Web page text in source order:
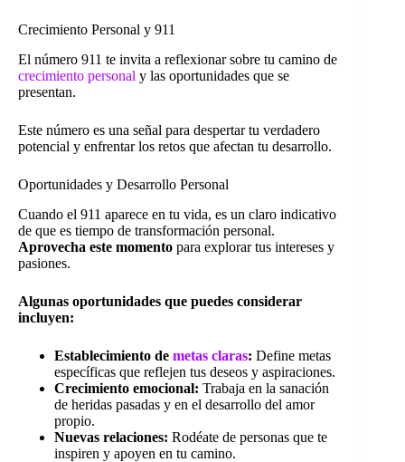
Crecimiento Personal y 911
El número 911 te invita a reflexionar sobre tu camino de
crecimiento personal y las oportunidades que se
presentan.
Este número es una señal para despertar tu verdadero
potencial y enfrentar los retos que afectan tu desarrollo.
Oportunidades y Desarrollo Personal
Cuando el 911 aparece en tu vida, es un claro indicativo
de que es tiempo de transformación personal.
Aprovecha este momento para explorar tus intereses y
pasiones.
Algunas oportunidades que puedes considerar
incluyen:
Establecimiento de metas claras: Define metas
específicas que reflejen tus deseos y aspiraciones.
Crecimiento emocional: Trabaja en la sanación
de heridas pasadas y en el desarrollo del amor
propio.
Nuevas relaciones: Rodéate de personas que te
inspiren y apoyen en tu camino.